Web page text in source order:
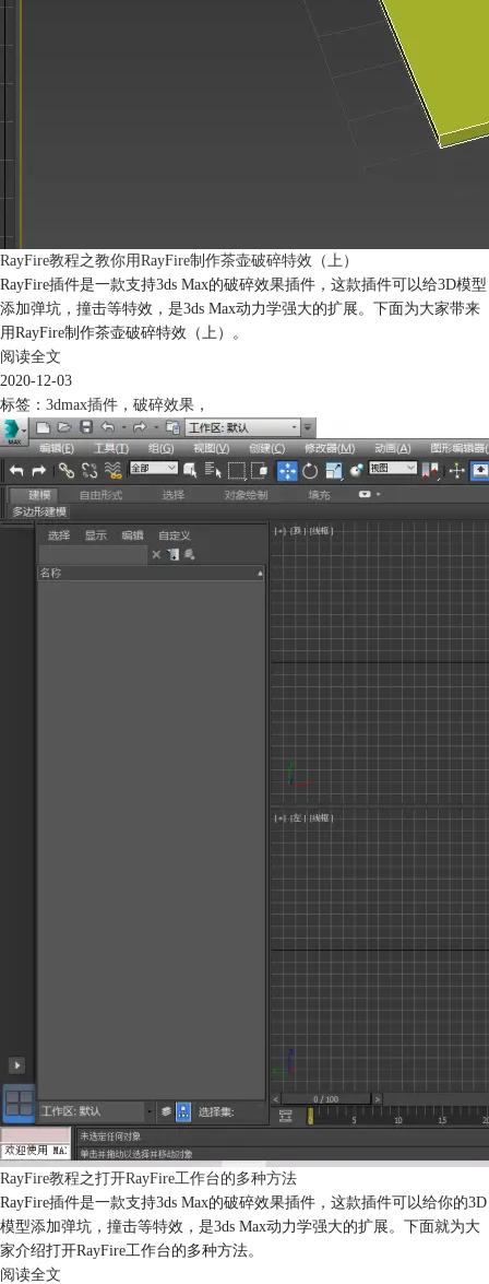
RayFire教程之教你用RayFire制作茶壶破碎特效（上）
RayFire插件是一款支持3ds Max的破碎效果插件，这款插件可以给3D模型
添加弹坑，撞击等特效，是3ds Max动力学强大的扩展。下面为大家带来
用RayFire制作茶壶破碎特效（上）。
阅读全文
2020-12-03
标签： 3dmax插件 ， 破碎效果 ，
RayFire教程之打开RayFire工作台的多种方法
RayFire插件是一款支持3ds Max的破碎效果插件，这款插件可以给你的3D
模型添加弹坑，撞击等特效，是3ds Max动力学强大的扩展。下面就为大
家介绍打开RayFire工作台的多种方法。
阅读全文